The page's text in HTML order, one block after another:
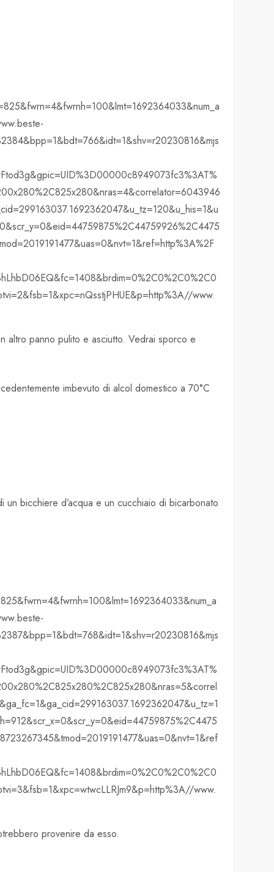
www.
altro panno pulito e asciutto. Vedrai sporco e
imbevuto di alcol domestico a 70°C
bicchiere d’acqua e un cucchiaio di bicarbonato
www.
provenire da esso.